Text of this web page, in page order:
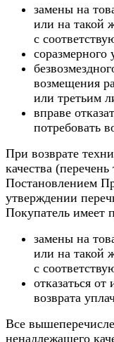
замены на
или на такой
с
возмещения
или третьим
вправе
потребовать
При возврате
качества
Постановлением
утверждении
Покупатель имеет
замены на
или на такой
с
отказаться
возврата
Все
ненадлежащего